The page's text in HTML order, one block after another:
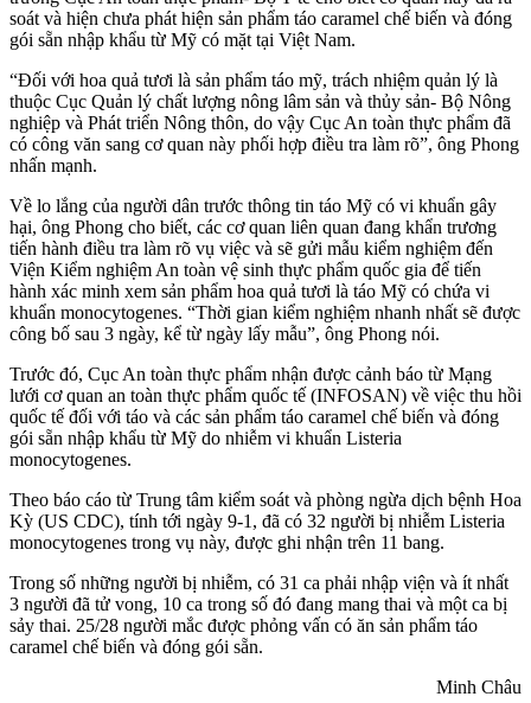
soát và hiện chưa phát hiện sản phẩm táo caramel chế biến và đóng
gói sẵn nhập khẩu từ Mỹ có mặt tại Việt Nam.
“Đối với hoa quả tươi là sản phẩm táo mỹ, trách nhiệm quản lý là
thuộc Cục Quản lý chất lượng nông lâm sản và thủy sản- Bộ Nông
nghiệp và Phát triển Nông thôn, do vậy Cục An toàn thực phẩm đã
có công văn sang cơ quan này phối hợp điều tra làm rõ”, ông Phong
nhấn mạnh.
Về lo lắng của người dân trước thông tin táo Mỹ có vi khuẩn gây
hại, ông Phong cho biết, các cơ quan liên quan đang khẩn trương
tiến hành điều tra làm rõ vụ việc và sẽ gửi mẫu kiểm nghiệm đến
Viện Kiểm nghiệm An toàn vệ sinh thực phẩm quốc gia để tiến
hành xác minh xem sản phẩm hoa quả tươi là táo Mỹ có chứa vi
khuẩn monocytogenes. “Thời gian kiểm nghiệm nhanh nhất sẽ được
công bố sau 3 ngày, kể từ ngày lấy mẫu”, ông Phong nói.
Trước đó, Cục An toàn thực phẩm nhận được cảnh báo từ Mạng
lưới cơ quan an toàn thực phẩm quốc tế (INFOSAN) về việc thu hồi
quốc tế đối với táo và các sản phẩm táo caramel chế biến và đóng
gói sẵn nhập khẩu từ Mỹ do nhiễm vi khuẩn Listeria
monocytogenes.
Theo báo cáo từ Trung tâm kiểm soát và phòng ngừa dịch bệnh Hoa
Kỳ (US CDC), tính tới ngày 9-1, đã có 32 người bị nhiễm Listeria
monocytogenes trong vụ này, được ghi nhận trên 11 bang.
Trong số những người bị nhiễm, có 31 ca phải nhập viện và ít nhất
3 người đã tử vong, 10 ca trong số đó đang mang thai và một ca bị
sảy thai. 25/28 người mắc được phỏng vấn có ăn sản phẩm táo
caramel chế biến và đóng gói sẵn.
Minh Châu